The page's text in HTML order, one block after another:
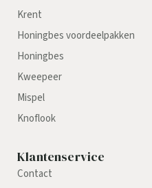
Krent
Honingbes voordeelpakken
Honingbes
Kweepeer
Mispel
Knoflook
Klantenservice
Contact